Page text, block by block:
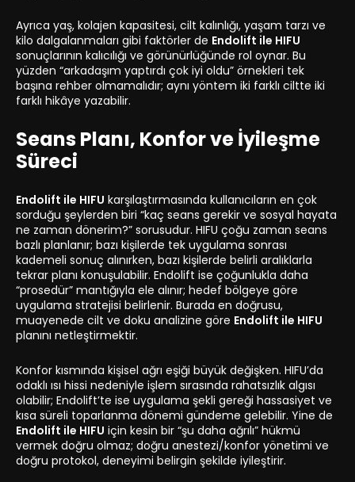
Ayrıca yaş, kolajen kapasitesi, cilt kalınlığı, yaşam tarzı ve
kilo dalgalanmaları gibi faktörler de Endolift ile HIFU
sonuçlarının kalıcılığı ve görünürlüğünde rol oynar. Bu
yüzden “arkadaşım yaptırdı çok iyi oldu” örnekleri tek
başına rehber olmamalıdır; aynı yöntem iki farklı ciltte iki
farklı hikâye yazabilir.
Seans Planı, Konfor ve İyileşme
Süreci
Endolift ile HIFU karşılaştırmasında kullanıcıların en çok
sorduğu şeylerden biri “kaç seans gerekir ve sosyal hayata
ne zaman dönerim?” sorusudur. HIFU çoğu zaman seans
bazlı planlanır; bazı kişilerde tek uygulama sonrası
kademeli sonuç alınırken, bazı kişilerde belirli aralıklarla
tekrar planı konuşulabilir. Endolift ise çoğunlukla daha
“prosedür” mantığıyla ele alınır; hedef bölgeye göre
uygulama stratejisi belirlenir. Burada en doğrusu,
muayenede cilt ve doku analizine göre Endolift ile HIFU
planını netleştirmektir.
Konfor kısmında kişisel ağrı eşiği büyük değişken. HIFU’da
odaklı ısı hissi nedeniyle işlem sırasında rahatsızlık algısı
olabilir; Endolift’te ise uygulama şekli gereği hassasiyet ve
kısa süreli toparlanma dönemi gündeme gelebilir. Yine de
Endolift ile HIFU için kesin bir “şu daha ağrılı” hükmü
vermek doğru olmaz; doğru anestezi/konfor yönetimi ve
doğru protokol, deneyimi belirgin şekilde iyileştirir.